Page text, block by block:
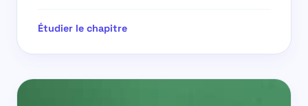
Étudier le chapitre